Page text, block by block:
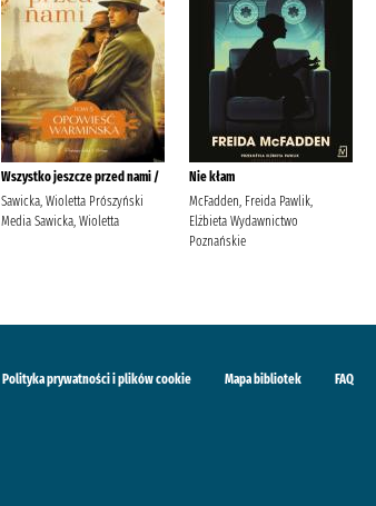
Wszystko jeszcze przed nami /
Sawicka, Wioletta Prószyński
Media Sawicka, Wioletta
Nie kłam
McFadden, Freida Pawlik,
Elżbieta Wydawnictwo
Poznańskie
Polityka prywatności i plików cookie Mapa bibliotek FAQ